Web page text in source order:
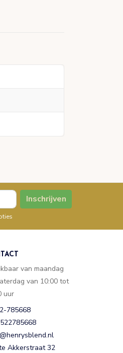
Inschrijven
van maandag
van 10:00 tot
uur
785668
Akkerstraat 32